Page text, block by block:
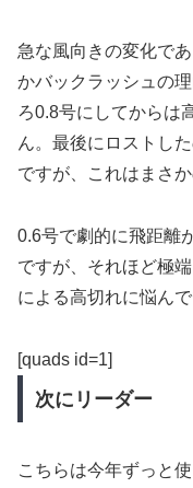
急な風向きの変化で
かバックラッシュの
ろ0.8号にしてからは
ん。最後にロストし
ですが、これはまさ
0.6号で劇的に飛距離
ですが、それほど極
による高切れに悩ん
[quads id=1]
次にリーダー
こちらは今年ずっと